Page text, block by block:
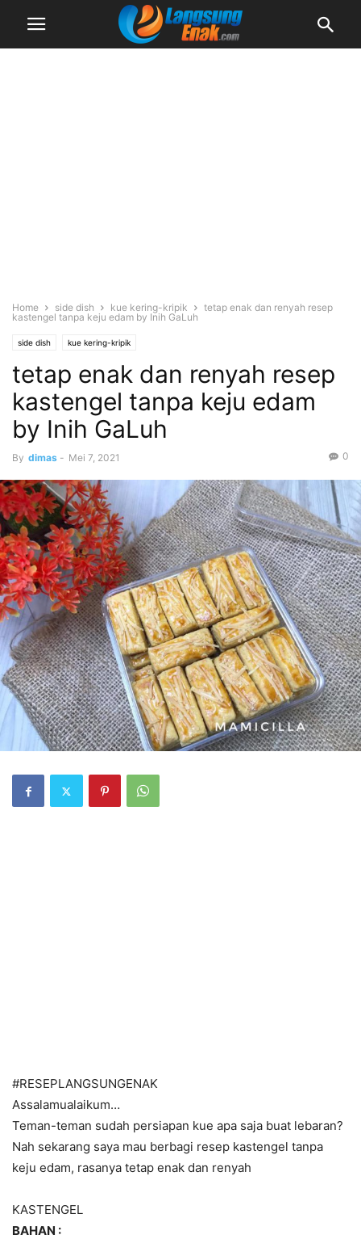
Home side dish kue kering-kripik
tetap enak dan renyah resep
kastengel tanpa keju edam by Inih GaLuh
side dish kue kering-kripik
tetap enak dan renyah resep
kastengel tanpa keju edam
by Inih GaLuh
By dimas - Mei 7, 2021 0
#RESEPLANGSUNGENAK
Assalamualaikum…
Teman-teman sudah persiapan kue apa saja buat lebaran?
Nah sekarang saya mau berbagi resep kastengel tanpa
keju edam, rasanya tetap enak dan renyah
KASTENGEL
BAHAN :